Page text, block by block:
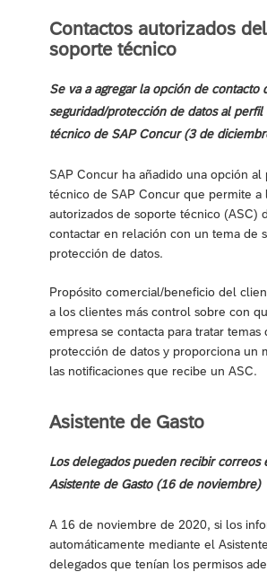
Contactos autorizados
soporte técnico
Se va a agregar la opción de contacto
seguridad/protección de datos al
técnico de SAP Concur (3 de
SAP Concur ha añadido una opción
técnico de SAP Concur que permite a
autorizados de soporte técnico (ASC)
contactar en relación con un tema de
protección de datos.
Propósito comercial/beneficio del
a los clientes más control sobre con
empresa se contacta para tratar temas
protección de datos y proporciona un
las notificaciones que recibe un ASC.
Asistente de Gasto
Los delegados pueden recibir correos
Asistente de Gasto (16 de noviembre)
A 16 de noviembre de 2020, si los
automáticamente mediante el
delegados que tenían los permisos